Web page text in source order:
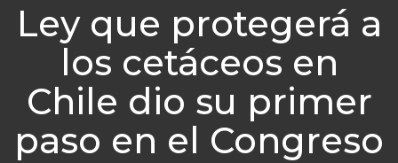
Ley que protegerá a
los cetáceos en
Chile dio su primer
paso en el Congreso